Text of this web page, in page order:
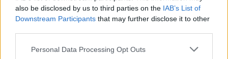
also be disclosed by us to third parties on the IAB’s List of
Downstream Participants that may further disclose it to other
Please note that this website/app uses one or more Google
Personal Data Processing Opt Outs
View this post on Instagram